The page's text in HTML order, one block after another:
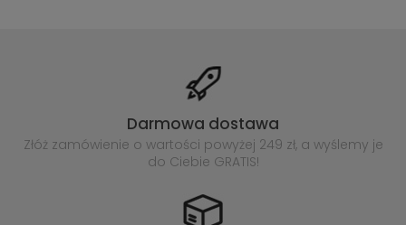
Darmowa dostawa
Złóż zamówienie o wartości powyżej 249 zł, a wyślemy je
do Ciebie GRATIS!